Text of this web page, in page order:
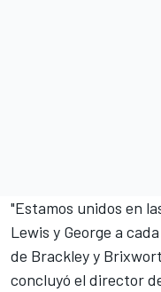
"Estamos unidos en
Lewis y George a
de Brackley y
concluyó el director